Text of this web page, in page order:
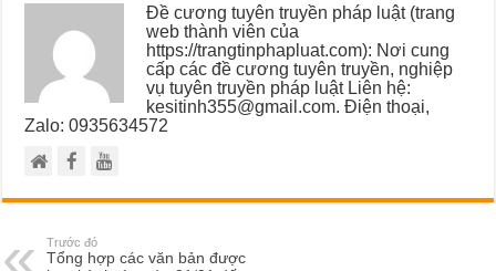
Đề cương tuyên truyền pháp luật (trang
web thành viên của
https://trangtinphapluat.com): Nơi cung
cấp các đề cương tuyên truyền, nghiệp
vụ tuyên truyền pháp luật Liên hệ:
kesitinh355@gmail.com. Điện thoại,
Zalo: 0935634572
Trước đó
Tổng hợp các văn bản được